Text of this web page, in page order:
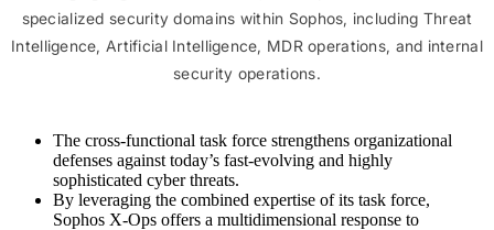
specialized security domains within Sophos, including Threat
Intelligence, Artificial Intelligence, MDR operations, and internal
security operations.
The cross-functional task force strengthens organizational
defenses against today’s fast-evolving and highly
sophisticated cyber threats.
By leveraging the combined expertise of its task force,
Sophos X-Ops offers a multidimensional response to